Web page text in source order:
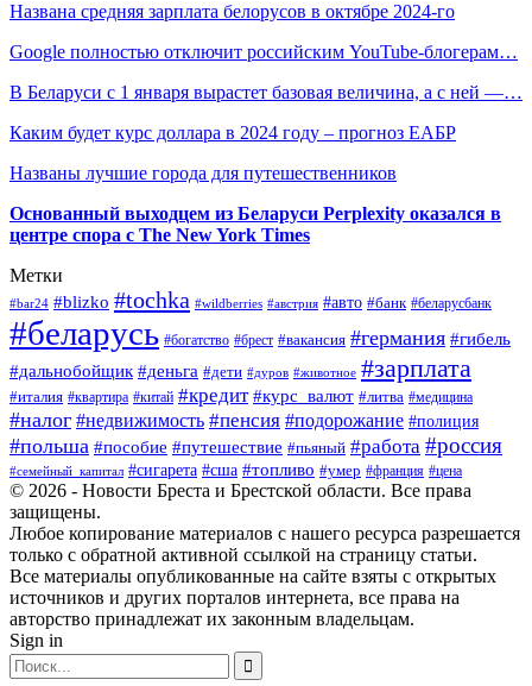
Названа средняя зарплата белорусов в октябре 2024-го
Google полностью отключит российским YouTube-блогерам…
В Беларуси с 1 января вырастет базовая величина, а с ней —…
Каким будет курс доллара в 2024 году – прогноз ЕАБР
Названы лучшие города для путешественников
Основанный выходцем из Беларуси Perplexity оказался в
центре спора с The New York Times
Метки
#bar24 #blizko #tochka #wildberries #австрия #авто #банк #беларусбанк
#беларусь #богатство #брест #вакансия #германия #гибель
#дальнобойщик #деньга #дети #дуров #животное #зарплата
#италия #квартира #китай #кредит #курс_валют #литва #медицина
#налог #недвижимость #пенсия #подорожание #полиция
#польша #пособие #путешествие #пьяный #работа #россия
#семейный_капитал #сигарета #сша #топливо #умер #франция #цена
© 2026 - Новости Бреста и Брестской области. Все права
защищены.
Любое копирование материалов с нашего ресурса разрешается
только с обратной активной ссылкой на страницу статьи.
Все материалы опубликованные на сайте взяты с открытых
источников и других порталов интернета, все права на
авторство принадлежат их законным владельцам.
Sign in